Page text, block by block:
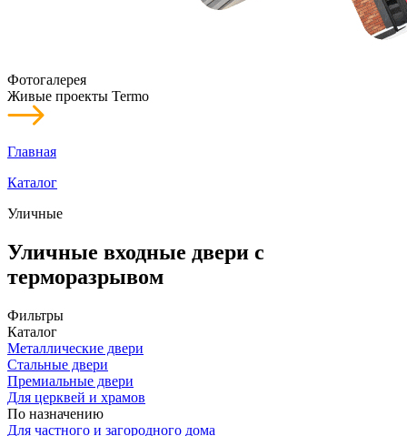
Фотогалерея
Живые проекты Termo
Главная
Каталог
Уличные
Уличные входные двери с
терморазрывом
Фильтры
Каталог
Металлические двери
Стальные двери
Премиальные двери
Для церквей и храмов
По назначению
Для частного и загородного дома